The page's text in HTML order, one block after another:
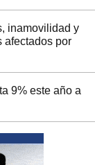
inamovilidad y
afectados por
9% este año a